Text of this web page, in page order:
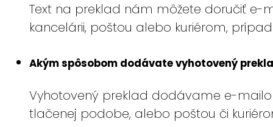
Text na preklad nám môžete doručiť e-
kancelárii, poštou alebo kuriérom,
Akým spôsobom dodávate vyhotovený
Vyhotovený preklad dodávame e-
tlačenej podobe, alebo poštou či